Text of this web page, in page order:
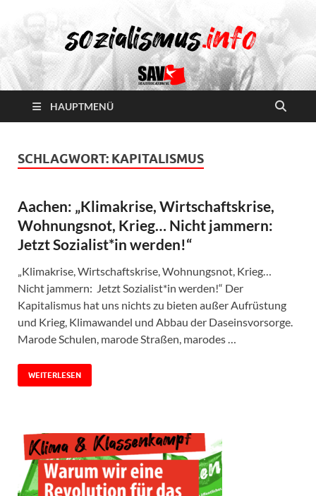
HAUPTMENÜ
SCHLAGWORT: KAPITALISMUS
Aachen: „Klimakrise, Wirtschaftskrise,
Wohnungsnot, Krieg… Nicht jammern:
Jetzt Sozialist*in werden!“
„Klimakrise, Wirtschaftskrise, Wohnungsnot, Krieg…
Nicht jammern: Jetzt Sozialist*in werden!“ Der
Kapitalismus hat uns nichts zu bieten außer Aufrüstung
und Krieg, Klimawandel und Abbau der Daseinsvorsorge.
Marode Schulen, marode Straßen, marodes …
WEITERLESEN